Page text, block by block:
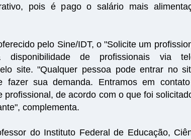
pois é pago o salário mais
pelo Sine/IDT, o "Solicite um
disponibilidade de profissionais via
site. "Qualquer pessoa pode entrar no
fazer sua demanda. Entramos em
profissional, de acordo com o que foi
complementa.
do Instituto Federal de Educação,